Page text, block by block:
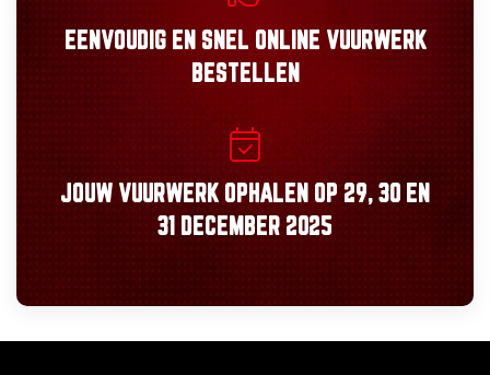
EENVOUDIGEN SNEL ONLINE VUURWERK
BESTELLEN
JOUW VUURWERK OPHALEN OP 29, 30 EN
31 DECEMBER 2025